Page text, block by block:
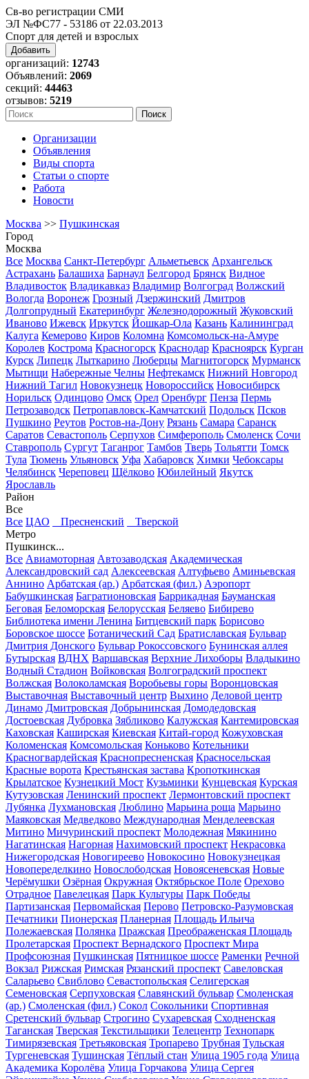
Св-во регистрации СМИ
ЭЛ №ФС77 - 53186 от 22.03.2013
Спорт для детей и взрослых
Добавить
организаций: 12743
Объявлений: 2069
секций: 44463
отзывов: 5219
Организации
Объявления
Виды спорта
Статьи о спорте
Работа
Новости
Москва >> Пушкинская
Город
Москва
Все Москва Санкт-Петербург Альметьевск Архангельск
Астрахань Балашиха Барнаул Белгород Брянск Видное
Владивосток Владикавказ Владимир Волгоград Волжский
Вологда Воронеж Грозный Дзержинский Дмитров
Долгопрудный Екатеринбург Железнодорожный Жуковский
Иваново Ижевск Иркутск Йошкар-Ола Казань Калининград
Калуга Кемерово Киров Коломна Комсомольск-на-Амуре
Королев Кострома Красногорск Краснодар Красноярск Курган
Курск Липецк Лыткарино Люберцы Магнитогорск Мурманск
Мытищи Набережные Челны Нефтекамск Нижний Новгород
Нижний Тагил Новокузнецк Новороссийск Новосибирск
Норильск Одинцово Омск Орел Оренбург Пенза Пермь
Петрозаводск Петропавловск-Камчатский Подольск Псков
Пушкино Реутов Ростов-на-Дону Рязань Самара Саранск
Саратов Севастополь Серпухов Симферополь Смоленск Сочи
Ставрополь Сургут Таганрог Тамбов Тверь Тольятти Томск
Тула Тюмень Ульяновск Уфа Хабаровск Химки Чебоксары
Челябинск Череповец Щёлково Юбилейный Якутск
Ярославль
Район
Все
Все ЦАО Пресненский
Тверской
Метро
Пушкинск...
Все Авиамоторная Автозаводская Академическая
Александровский сад Алексеевская Алтуфьево Аминьевская
Аннино Арбатская (ар.) Арбатская (фил.) Аэропорт
Бабушкинская Багратионовская Баррикадная Бауманская
Беговая Беломорская Белорусская Беляево Бибирево
Библиотека имени Ленина Битцевский парк Борисово
Боровское шоссе Ботанический Сад Братиславская Бульвар
Дмитрия Донского Бульвар Рокоссовского Бунинская аллея
Бутырская ВДНХ Варшавская Верхние Лихоборы Владыкино
Водный Стадион Войковская Волгоградский проспект
Волжская Волоколамская Воробьевы горы Воронцовская
Выставочная Выставочный центр Выхино Деловой центр
Динамо Дмитровская Добрынинская Домодедовская
Достоевская Дубровка Зябликово Калужская Кантемировская
Каховская Каширская Киевская Китай-город Кожуховская
Коломенская Комсомольская Коньково Котельники
Красногвардейская Краснопресненская Красносельская
Красные ворота Крестьянская застава Кропоткинская
Крылатское Кузнецкий Мост Кузьминки Кунцевская Курская
Кутузовская Ленинский проспект Лермонтовский проспект
Лубянка Лухмановская Люблино Марьина роща Марьино
Маяковская Медведково Международная Менделеевская
Митино Мичуринский проспект Молодежная Мякинино
Нагатинская Нагорная Нахимовский проспект Некрасовка
Нижегородская Новогиреево Новокосино Новокузнецкая
Новопеределкино Новослободская Новоясеневская Новые
Черёмушки Озёрная Окружная Октябрьское Поле Орехово
Отрадное Павелецкая Парк Культуры Парк Победы
Партизанская Первомайская Перово Петровско-Разумовская
Печатники Пионерская Планерная Площадь Ильича
Полежаевская Полянка Пражская Преображенская Площадь
Пролетарская Проспект Вернадского Проспект Мира
Профсоюзная Пушкинская Пятницкое шоссе Раменки Речной
Вокзал Рижская Римская Рязанский проспект Савеловская
Саларьево Свиблово Севастопольская Селигерская
Семеновская Серпуховская Славянский бульвар Смоленская
(ар.) Смоленская (фил.) Сокол Сокольники Спортивная
Сретенский бульвар Строгино Сухаревская Сходненская
Таганская Тверская Текстильщики Телецентр Технопарк
Тимирязевская Третьяковская Тропарево Трубная Тульская
Тургеневская Тушинская Тёплый стан Улица 1905 года Улица
Академика Королёва Улица Горчакова Улица Сергея